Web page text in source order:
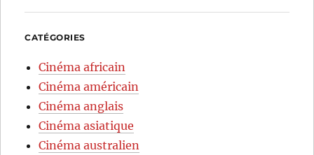
CATÉGORIES
Cinéma africain
Cinéma américain
Cinéma anglais
Cinéma asiatique
Cinéma australien